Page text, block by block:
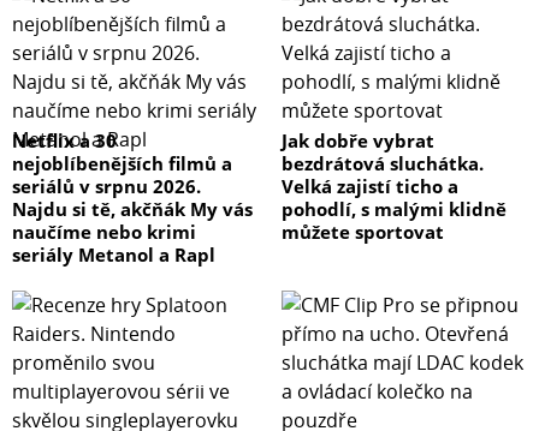
Netflix a 30
nejoblíbenějších filmů a
seriálů v srpnu 2026.
Najdu si tě, akčňák My vás
naučíme nebo krimi
seriály Metanol a Rapl
Jak dobře vybrat
bezdrátová sluchátka.
Velká zajistí ticho a
pohodlí, s malými klidně
můžete sportovat